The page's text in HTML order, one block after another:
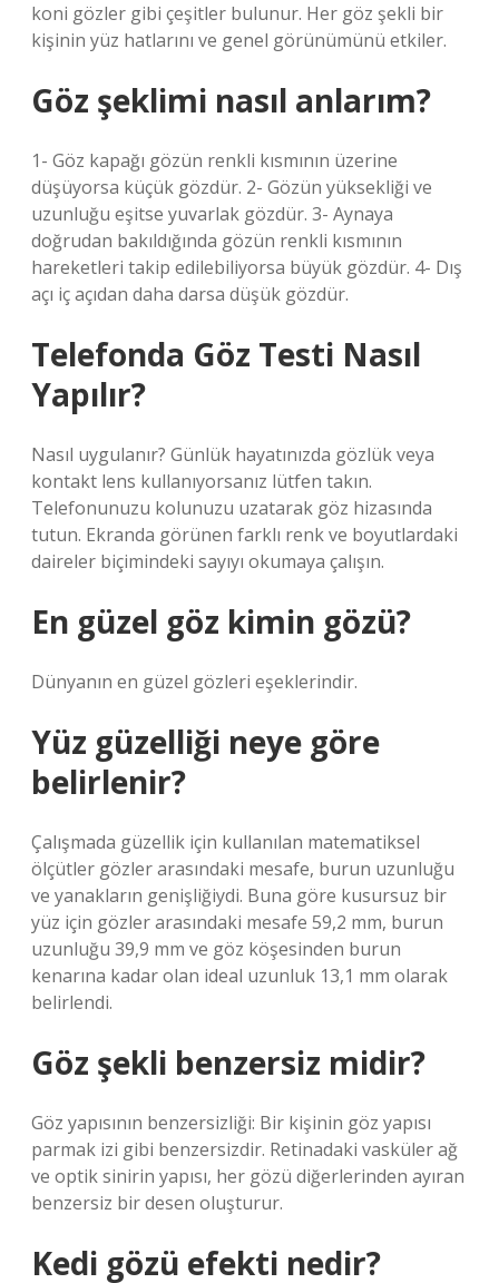
koni gözler gibi çeşitler bulunur. Her göz şekli bir
kişinin yüz hatlarını ve genel görünümünü etkiler.
Göz şeklimi nasıl anlarım?
1- Göz kapağı gözün renkli kısmının üzerine
düşüyorsa küçük gözdür. 2- Gözün yüksekliği ve
uzunluğu eşitse yuvarlak gözdür. 3- Aynaya
doğrudan bakıldığında gözün renkli kısmının
hareketleri takip edilebiliyorsa büyük gözdür. 4- Dış
açı iç açıdan daha darsa düşük gözdür.
Telefonda Göz Testi Nasıl
Yapılır?
Nasıl uygulanır? Günlük hayatınızda gözlük veya
kontakt lens kullanıyorsanız lütfen takın.
Telefonunuzu kolunuzu uzatarak göz hizasında
tutun. Ekranda görünen farklı renk ve boyutlardaki
daireler biçimindeki sayıyı okumaya çalışın.
En güzel göz kimin gözü?
Dünyanın en güzel gözleri eşeklerindir.
Yüz güzelliği neye göre
belirlenir?
Çalışmada güzellik için kullanılan matematiksel
ölçütler gözler arasındaki mesafe, burun uzunluğu
ve yanakların genişliğiydi. Buna göre kusursuz bir
yüz için gözler arasındaki mesafe 59,2 mm, burun
uzunluğu 39,9 mm ve göz köşesinden burun
kenarına kadar olan ideal uzunluk 13,1 mm olarak
belirlendi.
Göz şekli benzersiz midir?
Göz yapısının benzersizliği: Bir kişinin göz yapısı
parmak izi gibi benzersizdir. Retinadaki vasküler ağ
ve optik sinirin yapısı, her gözü diğerlerinden ayıran
benzersiz bir desen oluşturur.
Kedi gözü efekti nedir?